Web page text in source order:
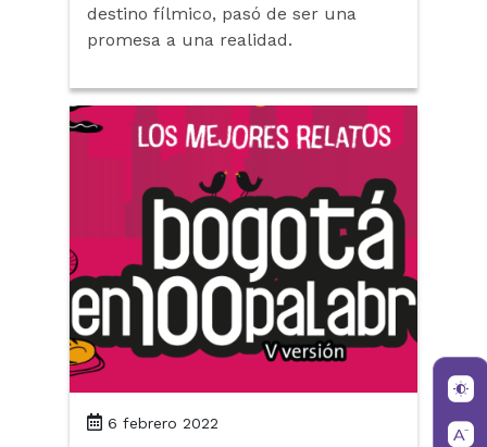
destino fílmico, pasó de ser una
promesa a una realidad.
6 febrero 2022